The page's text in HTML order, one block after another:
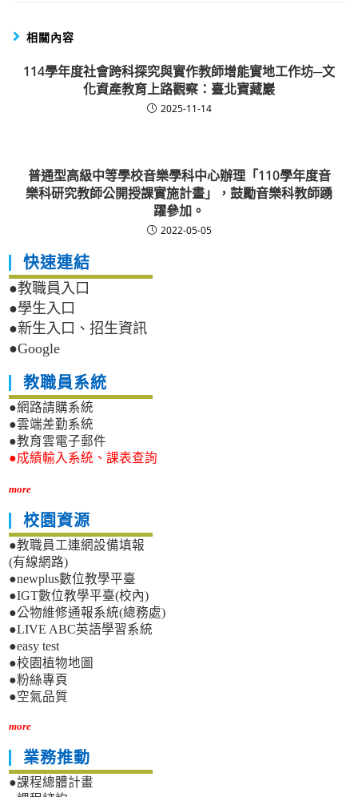
相關內容
114學年度社會跨科探究與實作教師增能實地工作坊─文
化資產教育上路觀察：臺北寶藏巖
2025-11-14
普通型高級中等學校音樂學科中心辦理「110學年度音
樂科研究教師公開授課實施計畫」，鼓勵音樂科教師踴
躍參加。
2022-05-05
快速連結
●教職員入口
●學生入口
●新生入口、招生資訊
●Google
教職員系統
●網路請購系統
●雲端差勤系統
●教育雲電子郵件
●成績輸入系統、課表查詢
more
校園資源
●教職員工連網設備填報
(有線網路)
●newplus數位教學平臺
●IGT數位教學平臺(校內)
●公物維修通報系統(總務處)
●LIVE ABC英語學習系統
●easy test
●校園植物地圖
●粉絲專頁
●空氣品質
more
業務推動
●課程總體計畫